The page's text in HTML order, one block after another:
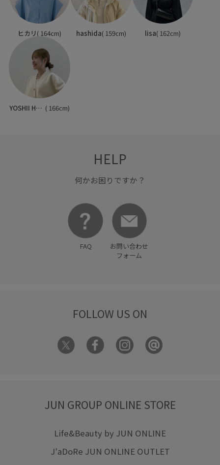
ヒカリ( 164cm) hashida( 159cm) lisa( 162cm)
YOSHII HARUNA ( 166cm)
HELP
何かお困りですか？
FAQ
お問い合わせ
フォーム
FOLLOW US ON
JUN GROUP ONLINE STORE
Life&Beauty by JUN ONLINE
J'aDoRe JUN ONLINE OUTLET